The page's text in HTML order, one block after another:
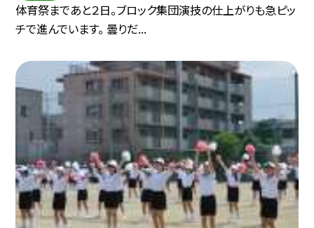
体育祭まであと２日。ブロック集団演技の仕上がりも急ピッ
チで進んでいます。 曇りだ...